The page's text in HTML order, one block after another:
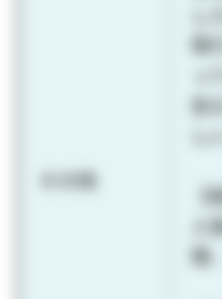
その他
現
急
理